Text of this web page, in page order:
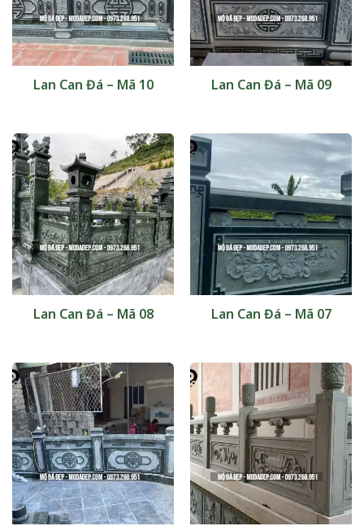
Lan Can Đá – Mã 10 Lan Can Đá – Mã 09
Lan Can Đá – Mã 08 Lan Can Đá – Mã 07